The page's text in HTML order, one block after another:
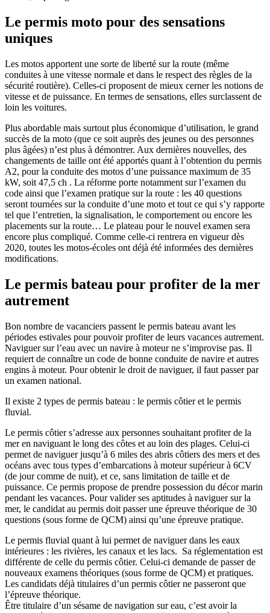
Le permis moto pour des sensations
uniques
Les motos apportent une sorte de liberté sur la route (même
conduites à une vitesse normale et dans le respect des règles de la
sécurité routière). Celles-ci proposent de mieux cerner les notions de
vitesse et de puissance. En termes de sensations, elles surclassent de
loin les voitures.
Plus abordable mais surtout plus économique d’utilisation, le grand
succès de la moto (que ce soit auprès des jeunes ou des personnes
plus âgées) n’est plus à démontrer. Aux dernières nouvelles, des
changements de taille ont été apportés quant à l’obtention du permis
A2, pour la conduite des motos d’une puissance maximum de 35
kW, soit 47,5 ch . La réforme porte notamment sur l’examen du
code ainsi que l’examen pratique sur la route : les 40 questions
seront tournées sur la conduite d’une moto et tout ce qui s’y rapporte
tel que l’entretien, la signalisation, le comportement ou encore les
placements sur la route… Le plateau pour le nouvel examen sera
encore plus compliqué. Comme celle-ci rentrera en vigueur dès
2020, toutes les motos-écoles ont déjà été informées des dernières
modifications.
Le permis bateau pour profiter de la mer
autrement
Bon nombre de vacanciers passent le permis bateau avant les
périodes estivales pour pouvoir profiter de leurs vacances autrement.
Naviguer sur l’eau avec un navire à moteur ne s’improvise pas. Il
requiert de connaître un code de bonne conduite de navire et autres
engins à moteur. Pour obtenir le droit de naviguer, il faut passer par
un examen national.
Il existe 2 types de permis bateau : le permis côtier et le permis
fluvial.
Le permis côtier s’adresse aux personnes souhaitant profiter de la
mer en naviguant le long des côtes et au loin des plages. Celui-ci
permet de naviguer jusqu’à 6 miles des abris côtiers des mers et des
océans avec tous types d’embarcations à moteur supérieur à 6CV
(de jour comme de nuit), et ce, sans limitation de taille et de
puissance. Ce permis propose de prendre possession du décor marin
pendant les vacances. Pour valider ses aptitudes à naviguer sur la
mer, le candidat au permis doit passer une épreuve théorique de 30
questions (sous forme de QCM) ainsi qu’une épreuve pratique.
Le permis fluvial quant à lui permet de naviguer dans les eaux
intérieures : les rivières, les canaux et les lacs. Sa réglementation est
différente de celle du permis côtier. Celui-ci demande de passer de
nouveaux examens théoriques (sous forme de QCM) et pratiques.
Les candidats déjà titulaires d’un permis côtier ne passeront que
l’épreuve théorique.
Être titulaire d’un sésame de navigation sur eau, c’est avoir la